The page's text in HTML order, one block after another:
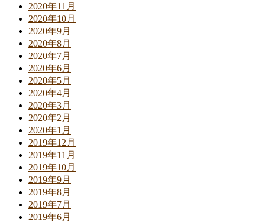
2020年11月
2020年10月
2020年9月
2020年8月
2020年7月
2020年6月
2020年5月
2020年4月
2020年3月
2020年2月
2020年1月
2019年12月
2019年11月
2019年10月
2019年9月
2019年8月
2019年7月
2019年6月